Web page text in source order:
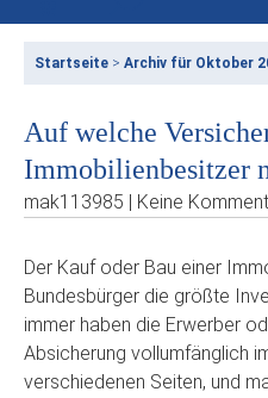
Startseite > Archiv für Oktober
Auf welche
Immobilienbesitzer
mak113985 | Keine
Der Kauf oder Bau einer
Bundesbürger die größte
immer haben die Erwerber
Absicherung vollumfänglich
verschiedenen Seiten, und